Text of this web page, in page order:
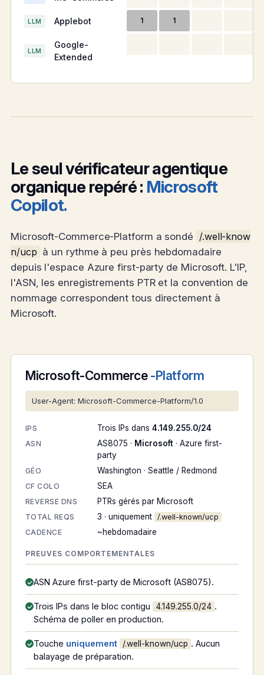
Applebot
LLM 1 1 · ·
Google-
Extended
LLM
· · · ·
Le seul vérificateur agentique
organique repéré : Microsoft
Copilot.
Microsoft-Commerce-Platform a sondé /.well-know
n/ucp à un rythme à peu près hebdomadaire
depuis l'espace Azure first-party de Microsoft. L'IP,
l'ASN, les enregistrements PTR et la convention de
nommage correspondent tous directement à
Microsoft.
Microsoft-Commerce -Platform
User-Agent: Microsoft-Commerce-Platform/1.0
IPS Trois IPs dans 4.149.255.0/24
ASN AS8075 · Microsoft · Azure first-
party
GÉO Washington · Seattle / Redmond
CF COLO SEA
REVERSE DNS PTRs gérés par Microsoft
TOTAL REQS 3 · uniquement /.well-known/ucp
CADENCE
~hebdomadaire
PREUVES COMPORTEMENTALES
ASN Azure first-party de Microsoft (AS8075).
Trois IPs dans le bloc contigu 4.149.255.0/24 .
Schéma de poller en production.
Touche uniquement /.well-known/ucp . Aucun
balayage de préparation.